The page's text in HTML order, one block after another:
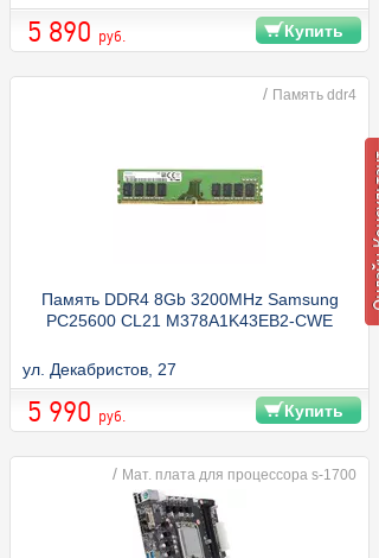
5 890 руб. Купить
/ Память ddr4
Память DDR4 8Gb 3200MHz Samsung
PC25600 CL21 M378A1K43EB2-CWE
ул. Декабристов, 27
5 990 руб. Купить
/ Мат. плата для процессора s-1700